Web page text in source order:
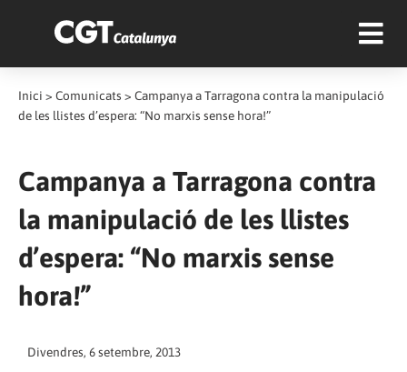
Inici > Comunicats > Campanya a Tarragona contra la manipulació
de les llistes d’espera: “No marxis sense hora!”
Campanya a Tarragona contra
la manipulació de les llistes
d’espera: “No marxis sense
hora!”
Divendres, 6 setembre, 2013